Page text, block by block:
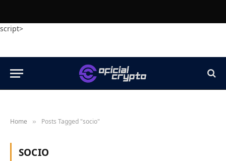
script>
Home » Posts Tagged "socio"
SOCIO